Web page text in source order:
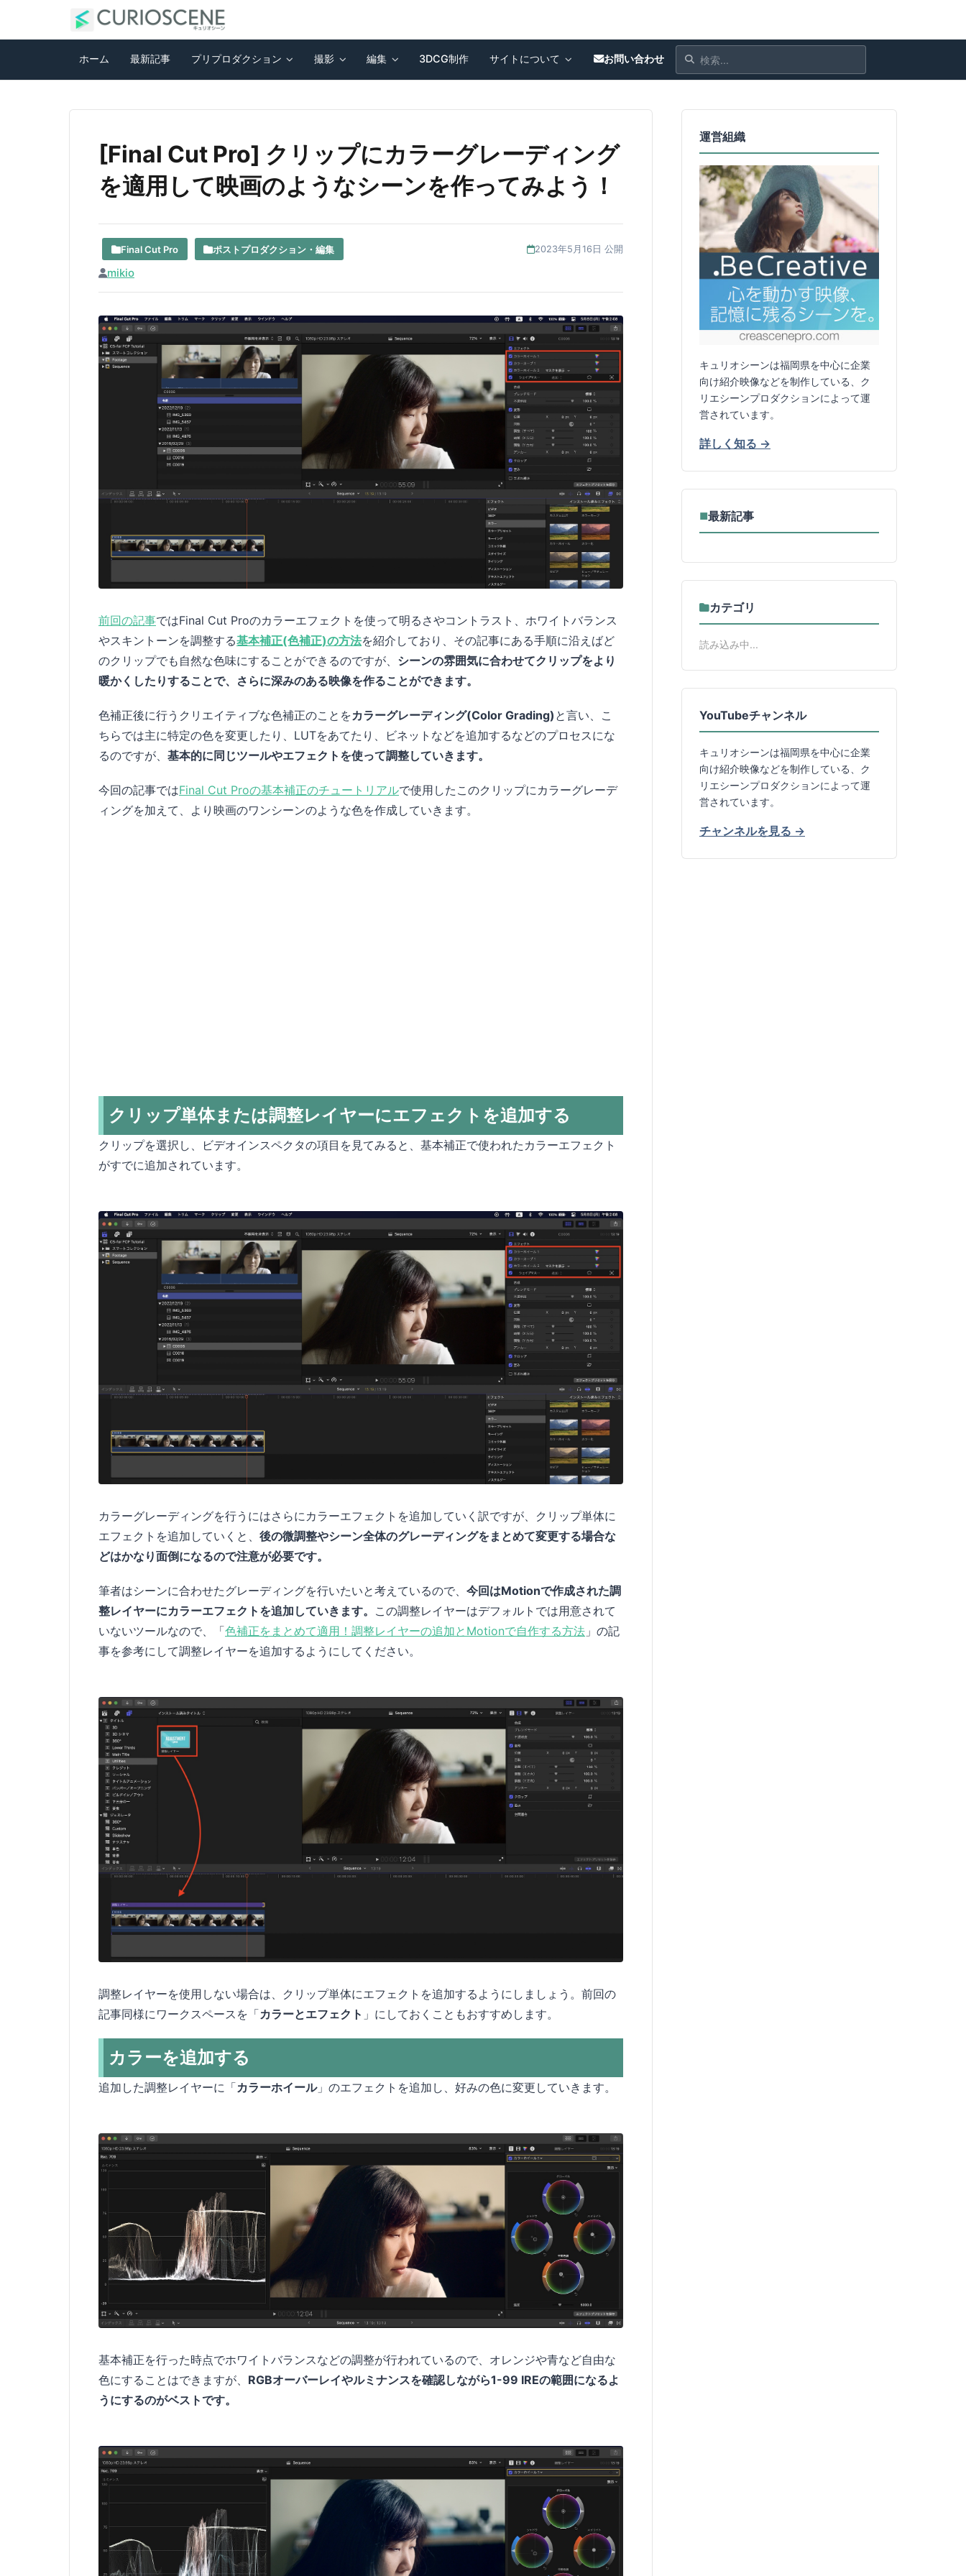
ホーム 最新記事 プリプロダクション 撮影 編集 3DCG制作 サイトについて お問い合わせ
[Final Cut Pro] クリップにカラーグレーディング
を適用して映画のようなシーンを作ってみよう！
Final Cut Pro ポストプロダクション・編集 2023年5月16日 公開
mikio
前回の記事ではFinal Cut Proのカラーエフェクトを使って明るさやコントラスト、ホワイトバランス
やスキントーンを調整する基本補正(色補正)の方法を紹介しており、その記事にある手順に沿えばど
のクリップでも自然な色味にすることができるのですが、 シーンの雰囲気に合わせてクリップをより
暖かくしたりすることで、さらに深みのある映像を作ることができます。
色補正後に行うクリエイティブな色補正のことをカラーグレーディング(Color Grading) と言い、こ
ちらでは主に特定の色を変更したり、LUTをあてたり、ビネットなどを追加するなどのプロセスにな
るのですが、 基本的に同じツールやエフェクトを使って調整していきます。
今回の記事ではFinal Cut Proの基本補正のチュートリアルで使用したこのクリップにカラーグレーデ
ィングを加えて、より映画のワンシーンのような色を作成していきます。
クリップ単体または調整レイヤーにエフェクトを追加する
クリップを選択し、ビデオインスペクタの項目を見てみると、基本補正で使われたカラーエフェクト
がすでに追加されています。
カラーグレーディングを行うにはさらにカラーエフェクトを追加していく訳ですが、クリップ単体に
エフェクトを追加していくと、 後の微調整やシーン全体のグレーディングをまとめて変更する場合な
どはかなり面倒になるので注意が必要です。
筆者はシーンに合わせたグレーディングを行いたいと考えているので、 今回はMotionで作成された調
整レイヤーにカラーエフェクトを追加していきます。 この調整レイヤーはデフォルトでは用意されて
いないツールなので、「色補正をまとめて適用！調整レイヤーの追加とMotionで自作する方法 」の記
事を参考にして調整レイヤーを追加するようにしてください。
調整レイヤーを使用しない場合は、クリップ単体にエフェクトを追加するようにしましょう。前回の
記事同様にワークスペースを「カラーとエフェクト 」にしておくこともおすすめします。
カラーを追加する
追加した調整レイヤーに「カラーホイール」のエフェクトを追加し、好みの色に変更していきます。
基本補正を行った時点でホワイトバランスなどの調整が行われているので、オレンジや青など自由な
色にすることはできますが、 RGBオーバーレイやルミナンスを確認しながら1-99 IREの範囲になるよ
うにするのがベストです。
運営組織
キュリオシーンは福岡県を中心に企業
向け紹介映像などを制作している、ク
リエシーンプロダクションによって運
営されています。
詳しく知る →
■最新記事
カテゴリ
読み込み中...
YouTubeチャンネル
キュリオシーンは福岡県を中心に企業
向け紹介映像などを制作している、ク
リエシーンプロダクションによって運
営されています。
チャンネルを見る →